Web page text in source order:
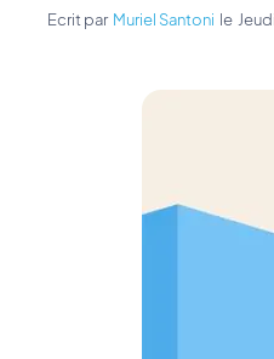
Ecrit par Muriel Santoni le